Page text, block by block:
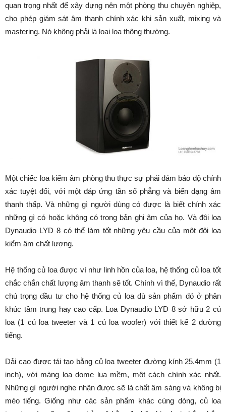
quan trọng nhất để xây dựng nên một phòng thu chuyên nghiệp,
cho phép giám sát âm thanh chính xác khi sản xuất, mixing và
mastering. Nó không phải là loại loa thông thường.
Một chiếc loa kiểm âm phòng thu thực sự phải đảm bảo độ chính
xác tuyệt đối, với một đáp ứng tần số phẳng và biến dạng âm
thanh thấp. Và những gì người dùng có được là biết chính xác
những gì có hoặc không có trong bản ghi âm của họ. Và đôi loa
Dynaudio LYD 8 có thể làm tốt những yêu cầu của một đôi loa
kiểm âm chất lượng.
Hệ thống củ loa được ví như linh hồn của loa, hệ thống củ loa tốt
chắc chắn chất lượng âm thanh sẽ tốt. Chính vì thế, Dynaudio rất
chú trọng đầu tư cho hệ thống củ loa dù sản phẩm đó ở phân
khúc tầm trung hay cao cấp. Loa Dynaudio LYD 8 sở hữu 2 củ
loa (1 củ loa tweeter và 1 củ loa woofer) với thiết kế 2 đường
tiếng.
Dải cao được tái tạo bằng củ loa tweeter đường kính 25.4mm (1
inch), với màng loa dome lụa mềm, một cách chính xác nhất.
Những gì người nghe nhận được sẽ là chất âm sáng và không bị
méo tiếng. Giống như các sản phẩm khác cùng dòng, củ loa